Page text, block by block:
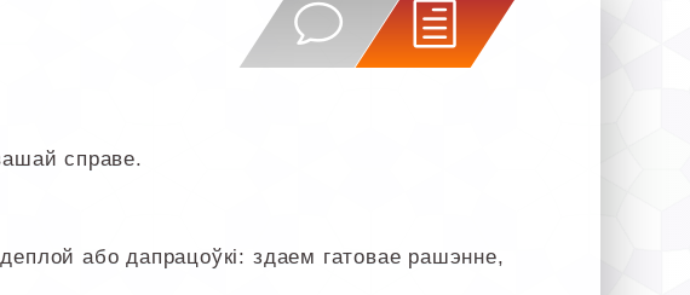
справе.
або дапрацоўкі: здаем гатовае рашэнне,